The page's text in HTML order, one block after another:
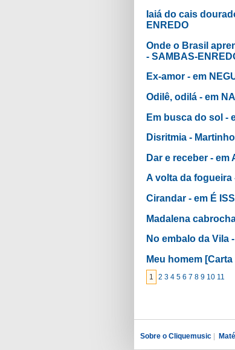
Iaiá do cais
ENREDO
Onde o Brasil
- SAMBAS-
Ex-amor - em
Odilê, odilá - em
Em busca do sol -
Disritmia -
Dar e receber - em
A volta da fogueira
Cirandar - em É
Madalena
No embalo da Vila
Meu homem
1 2 3 4 5 6 7 8 9 10 11
Sobre o Cliquemusic |